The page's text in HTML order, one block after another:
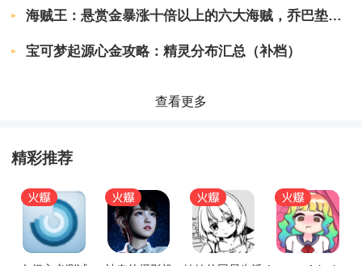
要判断石头是固定的还是松弛的，一不小心就可能
海贼王：悬赏金暴涨十倍以上的六大海贼，乔巴垫底，巴基只能第2
宝可梦起源心金攻略：精灵分布汇总（补档）
查看更多
精彩推荐